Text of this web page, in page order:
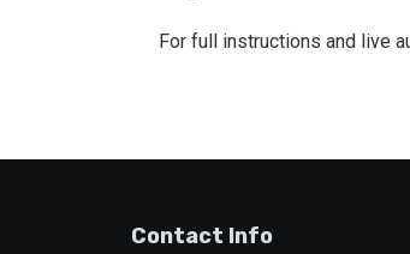
For full instructions and live
Contact Info